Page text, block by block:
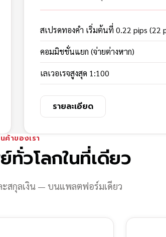
สเปรดทองคำ เริ่มต้นที่ 0.22 pips (22
คอมมิชชั่นแยก (จ่ายต่างหาก)
เลเวอเรจสูงสุด 1:100
รายละเอียด
ค้าของเรา
ทั่วโลกในที่เดียว
สกุลเงิน — บนแพลตฟอร์มเดียว